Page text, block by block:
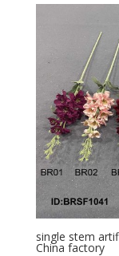
single stem
China factory